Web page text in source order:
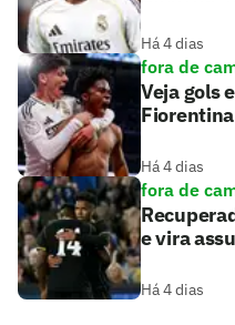
Há 4 dias
fora de
Veja gols
Há 4 dias
fora de
e vira
Há 4 dias